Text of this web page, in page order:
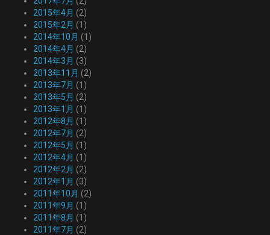
2015年4月 (2)
2015年2月 (1)
2014年10月 (1)
2014年4月 (2)
2014年3月 (3)
2013年11月 (2)
2013年7月 (1)
2013年5月 (2)
2013年1月 (1)
2012年8月 (1)
2012年7月 (2)
2012年5月 (1)
2012年4月 (1)
2012年2月 (2)
2012年1月 (3)
2011年10月 (2)
2011年9月 (1)
2011年8月 (1)
2011年7月 (2)